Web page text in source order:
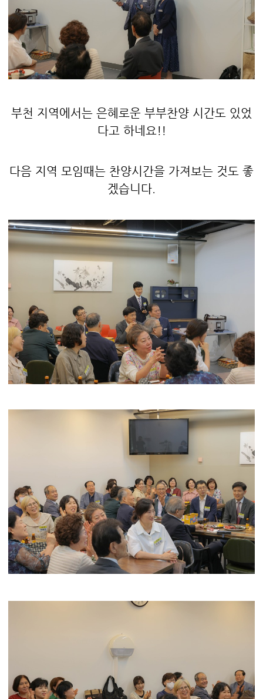
부천 지역에서는 은혜로운 부부찬양 시간도 있었
다고 하네요!!
다음 지역 모임때는 찬양시간을 가져보는 것도 좋
겠습니다.